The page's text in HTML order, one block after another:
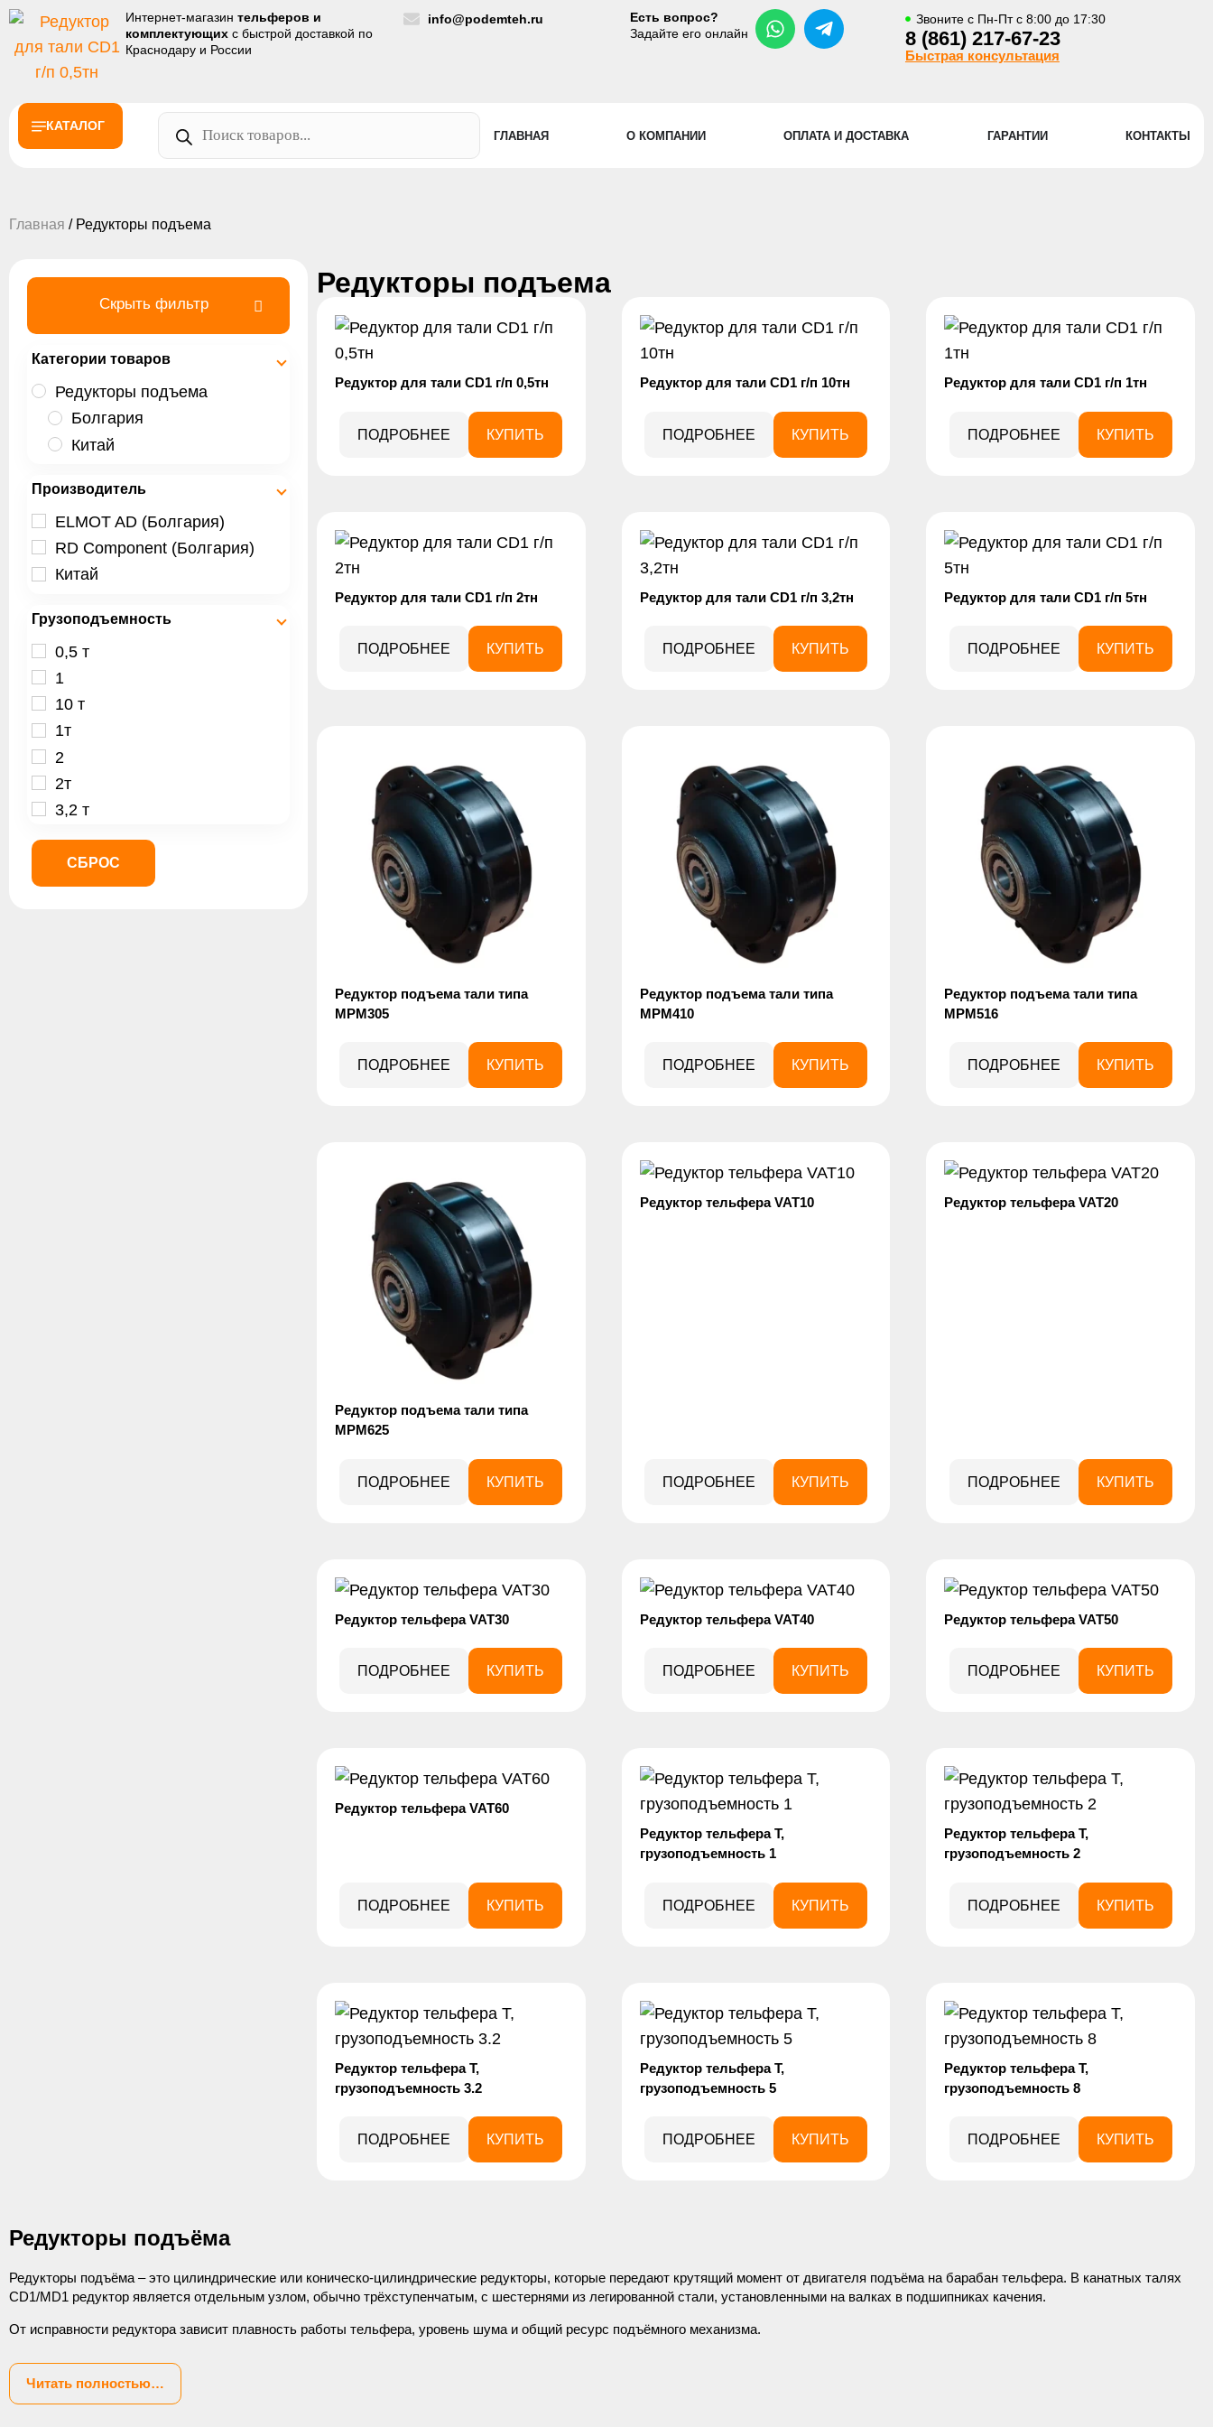
Интернет-магазин тельферов и
комплектующихс быстрой доставкой по
Краснодару и России
info@podemteh.ru
Есть вопрос?
Задайте его онлайн
Звоните с Пн-Пт с 8:00 до 17:30
8 (861) 217-67-23
Быстрая консультация
КАТАЛОГ
ГЛАВНАЯ О КОМПАНИИ ОПЛАТА И ДОСТАВКА ГАРАНТИИ КОНТАКТЫ
Главная / Редукторы подъема
Скрыть фильтр
Категории товаров
Редукторы подъема
Болгария
Китай
Производитель
ELMOT AD (Болгария)
RD Component (Болгария)
Китай
Грузоподъемность
0,5 т
1
10 т
1т
2
2т
3,2 т
3.2
5 т
СБРОС
Редукторы подъема
Редуктор для тали CD1 г/п 0,5тн
ПОДРОБНЕЕ КУПИТЬ
Редуктор для тали CD1 г/п 10тн
ПОДРОБНЕЕ КУПИТЬ
Редуктор для тали CD1 г/п 1тн
ПОДРОБНЕЕ КУПИТЬ
Редуктор для тали CD1 г/п 2тн
ПОДРОБНЕЕ КУПИТЬ
Редуктор для тали CD1 г/п 3,2тн
ПОДРОБНЕЕ КУПИТЬ
Редуктор для тали CD1 г/п 5тн
ПОДРОБНЕЕ КУПИТЬ
Редуктор подъема тали типа
MPM305
ПОДРОБНЕЕ КУПИТЬ
Редуктор подъема тали типа
MPM410
ПОДРОБНЕЕ КУПИТЬ
Редуктор подъема тали типа
MPM516
ПОДРОБНЕЕ КУПИТЬ
Редуктор подъема тали типа
MPM625
ПОДРОБНЕЕ КУПИТЬ
Редуктор тельфера VAT10
ПОДРОБНЕЕ КУПИТЬ
Редуктор тельфера VAT20
ПОДРОБНЕЕ КУПИТЬ
Редуктор тельфера VAT30
ПОДРОБНЕЕ КУПИТЬ
Редуктор тельфера VAT40
ПОДРОБНЕЕ КУПИТЬ
Редуктор тельфера VAT50
ПОДРОБНЕЕ КУПИТЬ
Редуктор тельфера VAT60
ПОДРОБНЕЕ КУПИТЬ
Редуктор тельфера Т,
грузоподъемность 1
ПОДРОБНЕЕ КУПИТЬ
Редуктор тельфера Т,
грузоподъемность 2
ПОДРОБНЕЕ КУПИТЬ
Редуктор тельфера Т,
грузоподъемность 3.2
ПОДРОБНЕЕ КУПИТЬ
Редуктор тельфера Т,
грузоподъемность 5
ПОДРОБНЕЕ КУПИТЬ
Редуктор тельфера Т,
грузоподъемность 8
ПОДРОБНЕЕ КУПИТЬ
Редукторы подъёма
Редукторы подъёма – это цилиндрические или коническо-цилиндрические редукторы, которые передают крутящий момент от двигателя подъёма на барабан тельфера. В канатных талях
CD1/MD1 редуктор является отдельным узлом, обычно трёхступенчатым, с шестернями из легированной стали, установленными на валках в подшипниках качения.
От исправности редуктора зависит плавность работы тельфера, уровень шума и общий ресурс подъёмного механизма.
Читать полностью…